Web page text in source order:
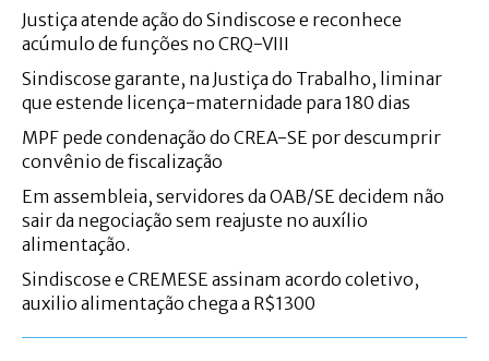
Justiça atende ação do Sindiscose e reconhece
acúmulo de funções no CRQ-VIII
Sindiscose garante, na Justiça do Trabalho, liminar
que estende licença-maternidade para 180 dias
MPF pede condenação do CREA-SE por descumprir
convênio de fiscalização
Em assembleia, servidores da OAB/SE decidem não
sair da negociação sem reajuste no auxílio
alimentação.
Sindiscose e CREMESE assinam acordo coletivo,
auxilio alimentação chega a R$1300